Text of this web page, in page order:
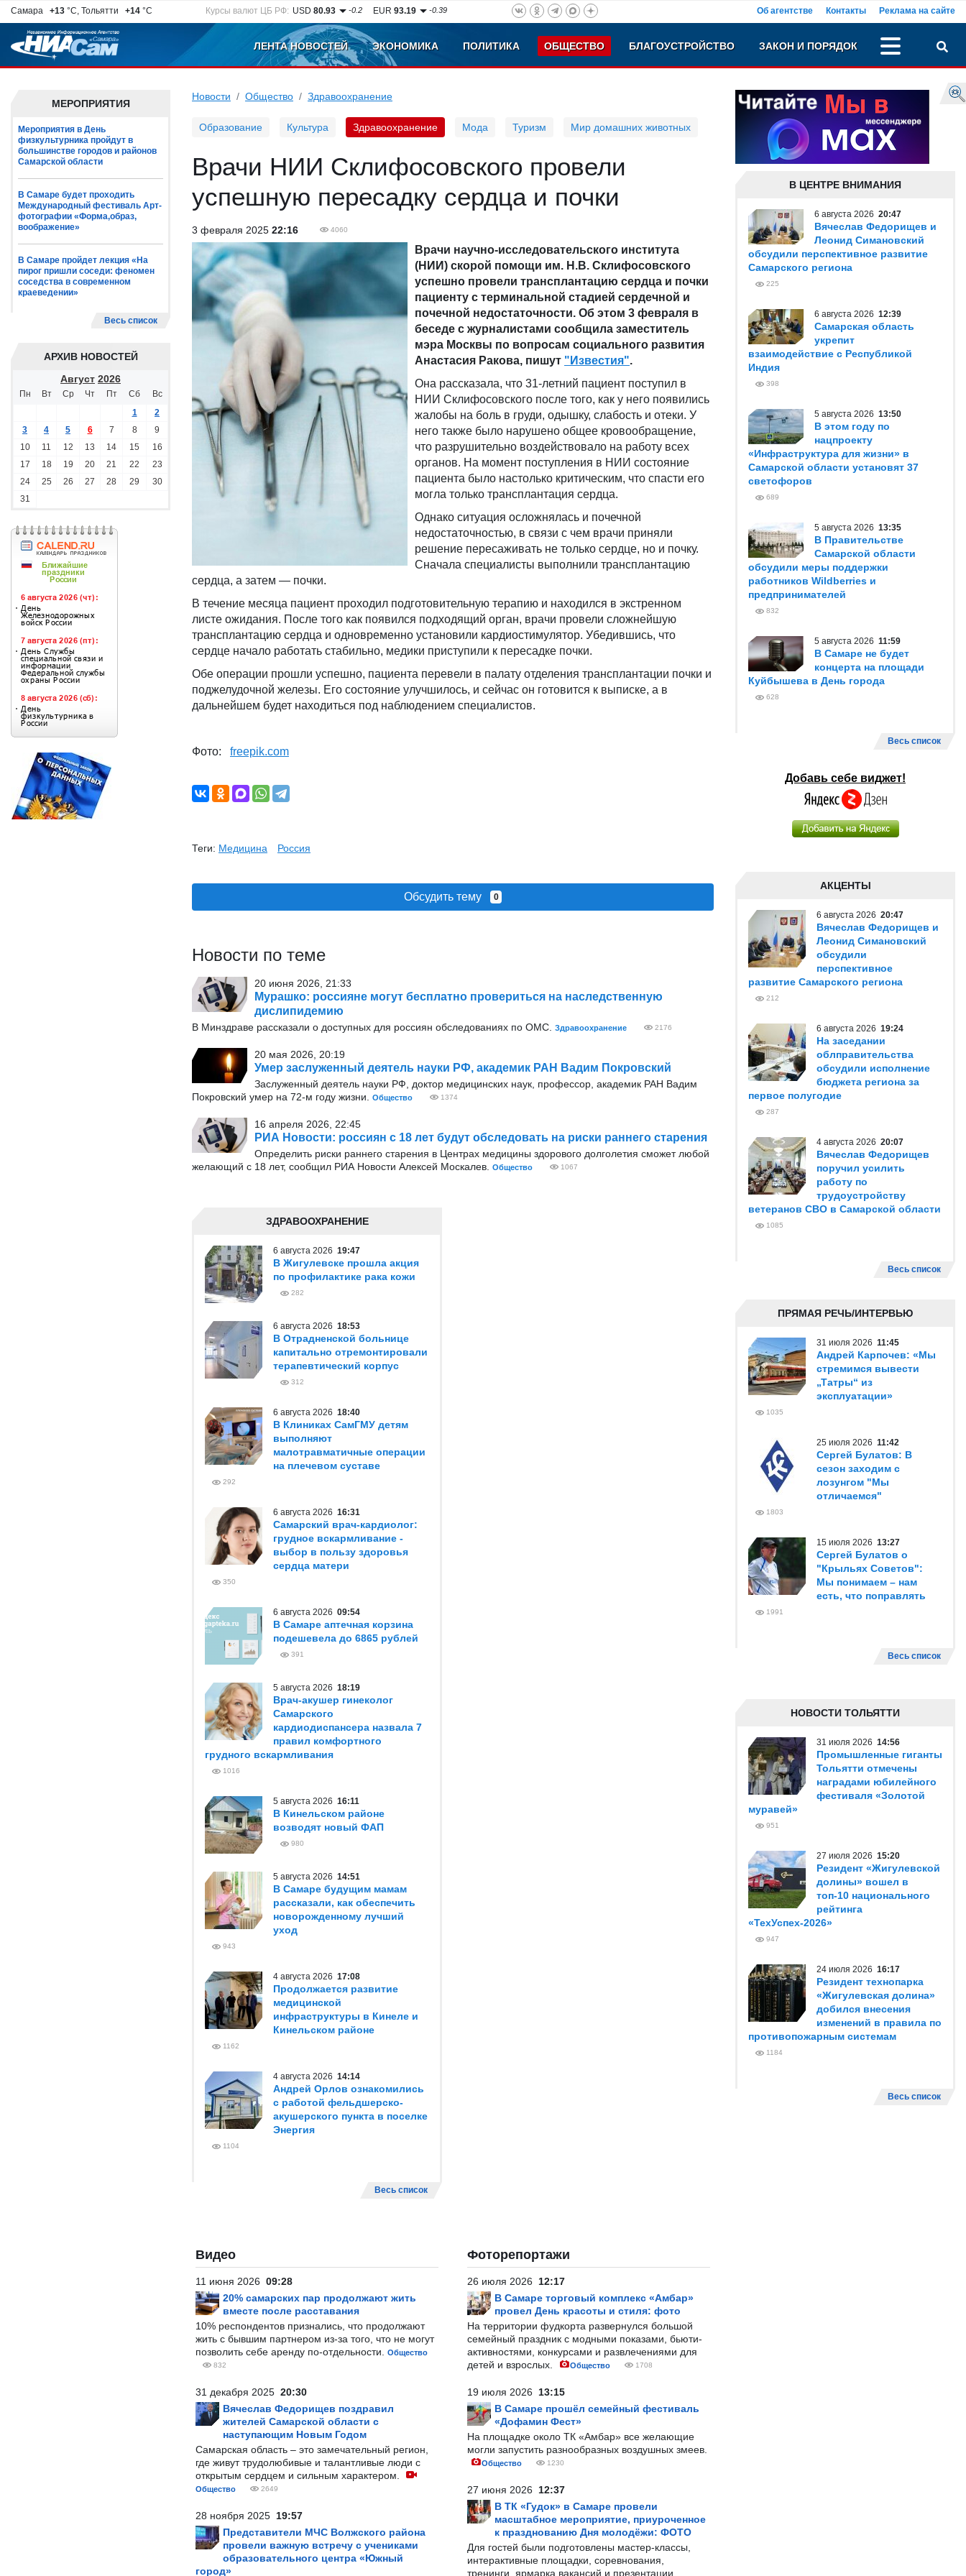
Самара +13 °C, Тольятти +14 °C Курсы валют ЦБ РФ: USD80.93 -0.2 EUR93.19 -0.39 Об агентстве Контакты Реклама на сайте
ЛЕНТА НОВОСТЕЙ ЭКОНОМИКА ПОЛИТИКА ОБЩЕСТВО БЛАГОУСТРОЙСТВО ЗАКОН И ПОРЯДОК
МЕРОПРИЯТИЯ
Мероприятия в День
физкультурника пройдут в
большинстве городов и районов
Самарской области
В Самаре будет проходить
Международный фестиваль Арт-
фотографии «Форма,образ,
воображение»
В Самаре пройдет лекция «На
пирог пришли соседи: феномен
соседства в современном
краеведении»
Весь список
АРХИВ НОВОСТЕЙ
Август 2026
Пн Вт Ср Чт Пт Сб
Вс
1
2
3
4 5 6 7 8
9
10
11 12 13 14 15
16
17
18 19 20 21 22
23
24
25 26 27 28 29
30
31
Новости Общество Здравоохранение
Образование Культура Здравоохранение Мода Туризм Мир домашних животных
Врачи НИИ Склифосовского провели
успешную пересадку сердца и почки
3 февраля 2025 22:16 4060
Врачи научно-исследовательского института
(НИИ) скорой помощи им. Н.В. Склифосовского
успешно провели трансплантацию сердца и почки
пациенту с терминальной стадией сердечной и
почечной недостаточности. Об этом 3 февраля в
беседе с журналистами сообщила заместитель
мэра Москвы по вопросам социального развития
Анастасия Ракова, пишут "Известия".
Она рассказала, что 31-летний пациент поступил в
НИИ Склифосовского после того, как у него появились
жалобы на боль в груди, одышку, слабость и отеки. У
него также было нарушено общее кровообращение,
что разрушительно воздействовало на работу всех
органов. На момент поступления в НИИ состояние
пациента было настолько критическим, что спасти его
могла только трансплантация сердца.
Однако ситуация осложнялась и почечной
недостаточностью, в связи с чем врачи приняли
решение пересаживать не только сердце, но и почку.
Сначала специалисты выполнили трансплантацию
сердца, а затем — почки.
В течение месяца пациент проходил подготовительную терапию и находился в экстренном
листе ожидания. После того как появился подходящий орган, врачи провели сложнейшую
трансплантацию сердца и одновременно установили кардиостимулятор. Убедившись, что
сердце начало работать стабильно, медики приступили к пересадке почки.
Обе операции прошли успешно, пациента перевели в палату отделения трансплантации почки и
поджелудочной железы. Его состояние улучшилось, и сейчас он готовится к выписке, а в
дальнейшем будет находиться под наблюдением специалистов.
Фото: freepik.com
Теги: Медицина Россия
Обсудить тему 0
Новости по теме
20 июня 2026, 21:33
Мурашко: россияне могут бесплатно провериться на наследственную
дислипидемию
В Минздраве рассказали о доступных для россиян обследованиях по ОМС. Здравоохранение 2176
20 мая 2026, 20:19
Умер заслуженный деятель науки РФ, академик РАН Вадим Покровский
Заслуженный деятель науки РФ, доктор медицинских наук, профессор, академик РАН Вадим
Покровский умер на 72-м году жизни.
Общество 1374
16 апреля 2026, 22:45
РИА Новости: россиян с 18 лет будут обследовать на риски раннего старения
Определить риски раннего старения в Центрах медицины здорового долголетия сможет любой
желающий с 18 лет, сообщил РИА Новости Алексей Москалев.
Общество 1067
ЗДРАВООХРАНЕНИЕ
6 августа 2026 19:47
В Жигулевске прошла акция
по профилактике рака кожи
282
6 августа 2026 18:53
В Отрадненской больнице
капитально отремонтировали
терапевтический корпус
312
6 августа 2026 18:40
В Клиниках СамГМУ детям
выполняют
малотравматичные операции
на плечевом суставе
292
6 августа 2026 16:31
Самарский врач-кардиолог:
грудное вскармливание -
выбор в пользу здоровья
сердца матери
350
6 августа 2026 09:54
В Самаре аптечная корзина
подешевела до 6865 рублей
391
5 августа 2026 18:19
Врач-акушер гинеколог
Самарского
кардиодиспансера назвала 7
правил комфортного
грудного вскармливания
1016
5 августа 2026 16:11
В Кинельском районе
возводят новый ФАП
980
5 августа 2026 14:51
В Самаре будущим мамам
рассказали, как обеспечить
новорожденному лучший
уход
943
4 августа 2026 17:08
Продолжается развитие
медицинской
инфраструктуры в Кинеле и
Кинельском районе
1162
4 августа 2026 14:14
Андрей Орлов ознакомились
с работой фельдшерско-
акушерского пункта в поселке
Энергия
1104
Весь список
Видео
11 июня 2026 09:28
20% самарских пар продолжают жить
вместе после расставания
10% респондентов признались, что продолжают
жить с бывшим партнером из-за того, что не могут
позволить себе аренду по-отдельности.
Общество
832
31 декабря 2025 20:30
Вячеслав Федорищев поздравил
жителей Самарской области с
наступающим Новым Годом
Самарская область – это замечательный регион,
где живут трудолюбивые и талантливые люди с
открытым сердцем и сильным характером.
Общество 2649
28 ноября 2025 19:57
Представители МЧС Волжского района
провели важную встречу с учениками
образовательного центра «Южный
город»
Фоторепортажи
26 июля 2026 12:17
В Самаре торговый комплекс «Амбар»
провел День красоты и стиля: фото
На территории фудкорта развернулся большой
семейный праздник с модными показами, бьюти-
активностями, конкурсами и развлечениями для
детей и взрослых.
Общество 1708
19 июля 2026 13:15
В Самаре прошёл семейный фестиваль
«Дофамин Фест»
На площадке около ТК «Амбар» все желающие
могли запустить разнообразных воздушных змеев.
Общество 1230
27 июня 2026 12:37
В ТК «Гудок» в Самаре провели
масштабное мероприятие, приуроченное
к празднованию Дня молодёжи: ФОТО
Для гостей были подготовлены мастер-классы,
интерактивные площадки, соревнования,
тренинги, ярмарка вакансий и презентации
В ЦЕНТРЕ ВНИМАНИЯ
6 августа 2026 20:47
Вячеслав Федорищев и
Леонид Симановский
обсудили перспективное развитие
Самарского региона
225
6 августа 2026 12:39
Самарская область
укрепит
взаимодействие с Республикой
Индия
398
5 августа 2026 13:50
В этом году по
нацпроекту
«Инфраструктура для жизни» в
Самарской области установят 37
светофоров
689
5 августа 2026 13:35
В Правительстве
Самарской области
обсудили меры поддержки
работников Wildberries и
предпринимателей
832
5 августа 2026 11:59
В Самаре не будет
концерта на площади
Куйбышева в День города
628
Весь список
Добавь себе виджет!
АКЦЕНТЫ
6 августа 2026 20:47
Вячеслав Федорищев и
Леонид Симановский
обсудили
перспективное
развитие Самарского региона
212
6 августа 2026 19:24
На заседании
облправительства
обсудили исполнение
бюджета региона за
первое полугодие
287
4 августа 2026 20:07
Вячеслав Федорищев
поручил усилить
работу по
трудоустройству
ветеранов СВО в Самарской области
1085
Весь список
ПРЯМАЯ РЕЧЬ/ИНТЕРВЬЮ
31 июля 2026 11:45
Андрей Карпочев: «Мы
стремимся вывести
„Татры“ из
эксплуатации»
1035
25 июля 2026 11:42
Сергей Булатов: В
сезон заходим с
лозунгом "Мы
отличаемся"
1803
15 июля 2026 13:27
Сергей Булатов о
"Крыльях Советов":
Мы понимаем – нам
есть, что поправлять
1991
Весь список
НОВОСТИ ТОЛЬЯТТИ
31 июля 2026 14:56
Промышленные гиганты
Тольятти отмечены
наградами юбилейного
фестиваля «Золотой
муравей»
951
27 июля 2026 15:20
Резидент «Жигулевской
долины» вошел в
топ-10 национального
рейтинга
«ТехУспех-2026»
947
24 июля 2026 16:17
Резидент технопарка
«Жигулевская долина»
добился внесения
изменений в правила по
противопожарным системам
1184
Весь список